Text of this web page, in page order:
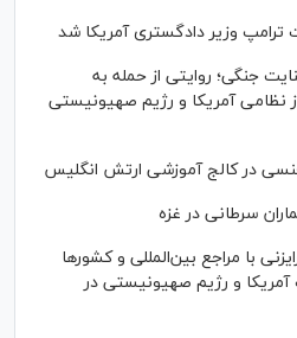
وزیر دادگستری آمریکا شد
جنگی؛ روایتی از حمله به
نظامی آمریکا و رژیم صهیونیستی
در کالج آموزشی ارتش انگلیس
سرطانی در غزه
با مراجع بین‌المللی و کشور‌ها
و رژیم صهیونیستی در